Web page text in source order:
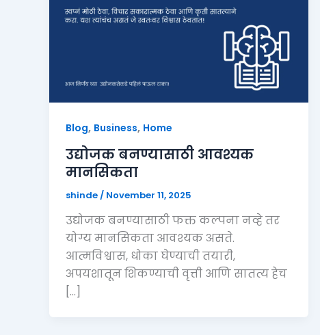
Blog, Business, Home
उद्योजक बनण्यासाठी आवश्यक
मानसिकता
shinde/ November 11, 2025
उद्योजक बनण्यासाठी फक्त कल्पना नव्हे तर
योग्य मानसिकता आवश्यक असते.
आत्मविश्वास, धोका घेण्याची तयारी,
अपयशातून शिकण्याची वृत्ती आणि सातत्य हेच
[…]